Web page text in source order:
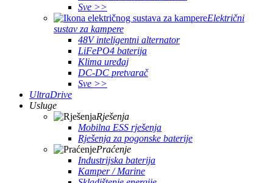
Sve >>
Električni
sustav za kampere
48V inteligentni alternator
LiFePO4 baterija
Klima uređaj
DC-DC pretvarač
Sve >>
UltraDrive
Usluge
Rješenja
Mobilna ESS rješenja
Rješenja za pogonske baterije
Praćenje
Industrijska baterija
Kamper / Marine